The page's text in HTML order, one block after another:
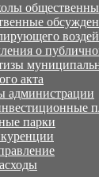
о
акта
администрации
парки